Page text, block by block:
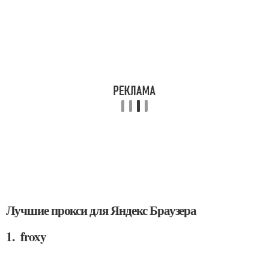
Лучшие прокси для Яндекс Браузера
1. froxy